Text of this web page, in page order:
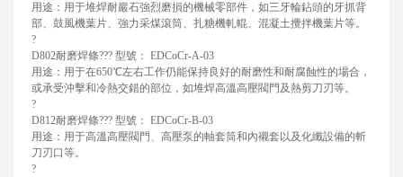
用途：用于堆焊耐巖石強烈磨損的機械零部件，如三牙輪鉆頭的牙抓背
部、鼓風機葉片、強力采煤滾筒、扎糖機軋輥、混凝土攪拌機葉片等。
?
D802耐磨焊條??? 型號： EDCoCr-A-03
用途：用于在650℃左右工作仍能保持良好的耐磨性和耐腐蝕性的場合，
或承受沖擊和冷熱交錯的部位，如堆焊高溫高壓閥門及熱剪刀刃等。
?
D812耐磨焊條??? 型號： EDCoCr-B-03
用途：用于高溫高壓閥門、高壓泵的軸套筒和內襯套以及化纖設備的斬
刀刃口等。
?